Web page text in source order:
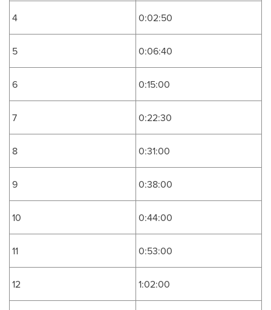
4 0:02:50
5 0:06:40
6 0:15:00
7 0:22:30
8 0:31:00
9 0:38:00
10 0:44:00
11 0:53:00
12 1:02:00